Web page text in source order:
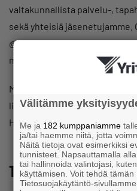
valtakunnallista palvelu-,
sekä yhteisiä jäsenetujamme.
@pirkanmaanyrittäjät ja
median kanavissa ja pysy
Mikäli et vielä ole
liittymääntäällä . Valitse
Hämeenkyrön Yrittäjät ja olet
Tapahtumia
Välitämme
Me ja 182 kumppaniamme
ja/tai haemme niitä, jotta
Näitä tietoja ovat esimerkiksi
tunnisteet. Napsauttamalla
tai hallinnoida valintojasi,
käyttämisen. Voit tehdä
Tietosuojakäytäntö-